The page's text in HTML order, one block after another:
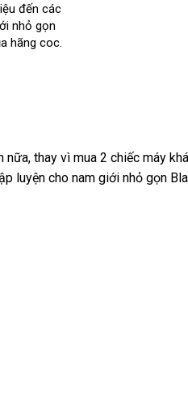
đến các
nhỏ gọn
hãng coc.
nữaphân
phối
, thay vì mua 2 chiếc máy
luyện cho nam giới nhỏ gọn